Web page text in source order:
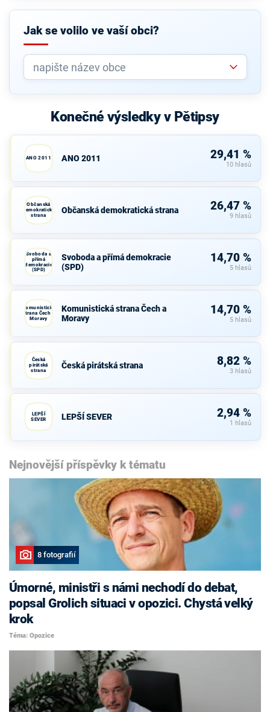
Jak se volilo ve vaší obci?
Konečné výsledky v Pětipsy
ANO 2011 ANO 2011 29,41 %
10 hlasů
Občanská
demokratická
strana
Občanská demokratická strana 26,47 %
9 hlasů
Svoboda a
přímá
demokracie
(SPD)
Svoboda a přímá demokracie
(SPD)
14,70 %
5 hlasů
Komunistická
strana Čech a
Moravy
Komunistická strana Čech a
Moravy
14,70 %
5 hlasů
Česká
pirátská
strana
Česká pirátská strana 8,82 %
3 hlasů
LEPŠÍ
SEVER
LEPŠÍ SEVER 2,94 %
1 hlasů
Nejnovější příspěvky k tématu
8 fotografií
Úmorné, ministři s námi nechodí do debat,
popsal Grolich situaci v opozici. Chystá velký
krok
Téma: Opozice